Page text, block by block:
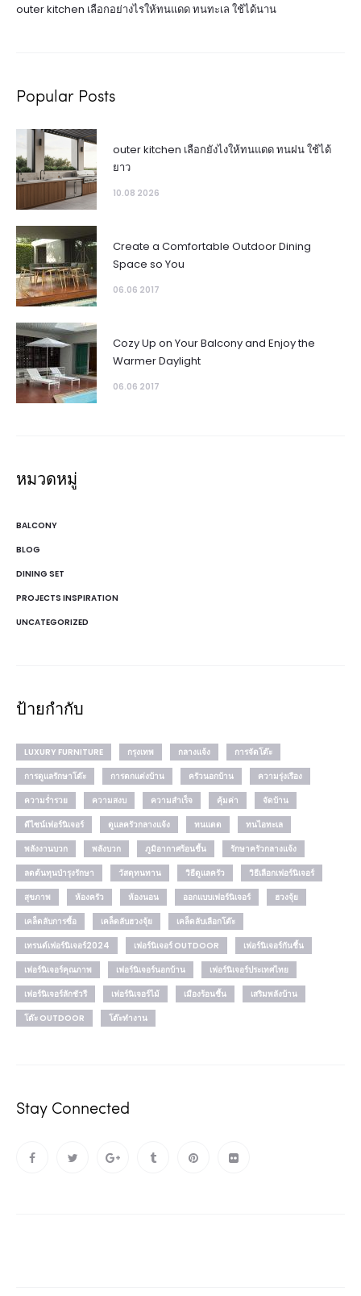
outer kitchen เลือกอย่างไรให้ทนแดด ทนทะเล ใช้ได้นาน
Popular Posts
outer kitchen เลือกยังไงให้ทนแดด ทนฝน ใช้ได้
ยาว
10.08 2026
Create a Comfortable Outdoor Dining
Space so You
06.06 2017
Cozy Up on Your Balcony and Enjoy the
Warmer Daylight
06.06 2017
หมวดหมู่
BALCONY
BLOG
DINING SET
PROJECTS INSPIRATION
UNCATEGORIZED
ป้ายกำกับ
LUXURY FURNITURE กรุงเทพ กลางแจ้ง
การจัดโต๊ะ
การดูแลรักษาโต๊ะ
การตกแต่งบ้าน ครัวนอกบ้าน
ความรุ่งเรือง
ความร่ำรวย
ความสงบ ความสำเร็จ คุ้มค่า
จัดบ้าน
ดีไซน์เฟอร์นิเจอร์
ดูแลครัวกลางแจ้ง ทนแดด
ทนไอทะเล
พลังงานบวก
พลังบวก ภูมิอากาศร้อนชื้น
รักษาครัวกลางแจ้ง
ลดต้นทุนบำรุงรักษา
วัสดุทนทาน วิธีดูแลครัว
วิธีเลือกเฟอร์นิเจอร์
สุขภาพ
ห้องครัว ห้องนอน ออกแบบเฟอร์นิเจอร์
ฮวงจุ้ย
เคล็ดลับการซื้อ
เคล็ดลับฮวงจุ้ย
เคล็ดลับเลือกโต๊ะ
เทรนด์เฟอร์นิเจอร์2024
เฟอร์นิเจอร์ OUTDOOR
เฟอร์นิเจอร์กันชื้น
เฟอร์นิเจอร์คุณภาพ
เฟอร์นิเจอร์นอกบ้าน
เฟอร์นิเจอร์ประเทศไทย
เฟอร์นิเจอร์ลักชัวรี
เฟอร์นิเจอร์ไม้ เมืองร้อนชื้น
เสริมพลังบ้าน
โต๊ะ OUTDOOR
โต๊ะทำงาน
Stay Connected